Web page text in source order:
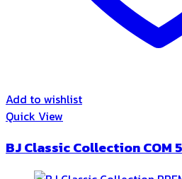
Add to wishlist
Quick View
BJ Classic Collection COM